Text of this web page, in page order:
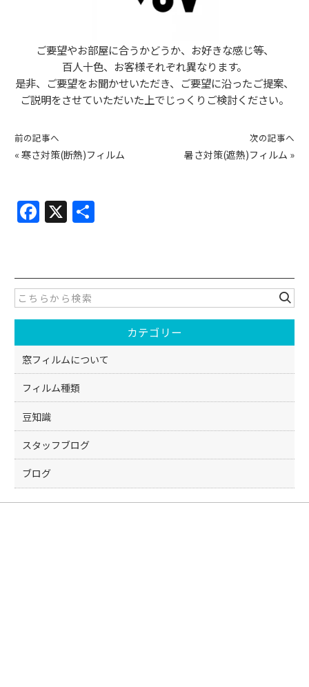
ご要望やお部屋に合うかどうか、お好きな感じ等、
百人十色、お客様それぞれ異なります。
是非、ご要望をお聞かせいただき、ご要望に沿ったご提案、
ご説明をさせていただいた上でじっくりご検討ください。
前の記事へ
« 寒さ対策(断熱)フィルム
次の記事へ
暑さ対策(遮熱)フィルム »
F
a
e
b
o
o
k
X
カテゴリー
窓フィルムについて
フィルム種類
豆知識
スタッフブログ
ブログ